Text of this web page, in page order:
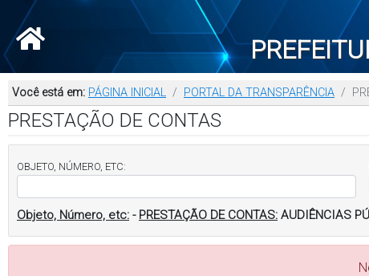
Você está em: PÁGINA INICIAL PORTAL DA TRANSPARÊNCIA
PRESTAÇÃO DE CONTAS
OBJETO, NÚMERO, ETC:
Objeto, Número, etc: - PRESTAÇÃO DE CONTAS: AUDIÊNCIAS